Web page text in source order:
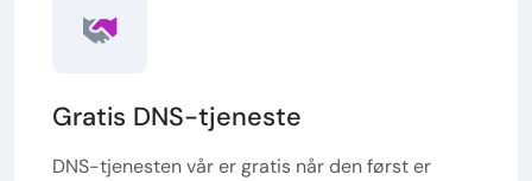
Gratis DNS-tjeneste
DNS-tjenesten vår er gratis når den først er